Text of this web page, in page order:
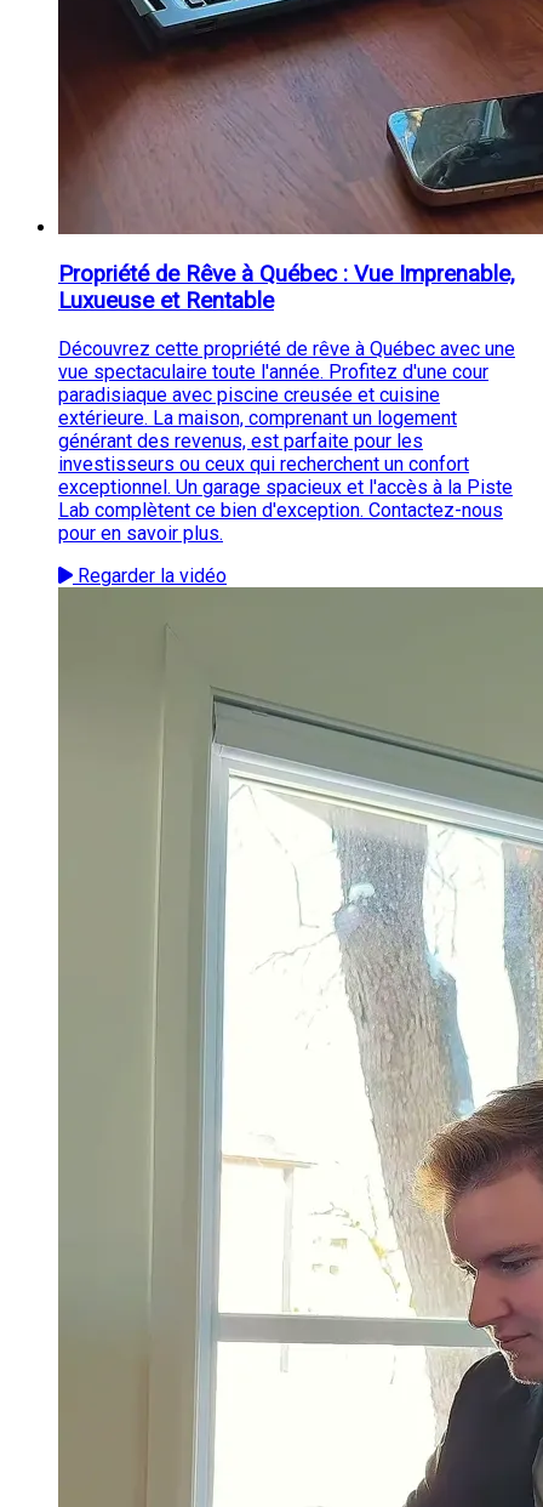
Propriété de Rêve à Québec : Vue Imprenable,
Luxueuse et Rentable
Découvrez cette propriété de rêve à Québec avec une
vue spectaculaire toute l'année. Profitez d'une cour
paradisiaque avec piscine creusée et cuisine
extérieure. La maison, comprenant un logement
générant des revenus, est parfaite pour les
investisseurs ou ceux qui recherchent un confort
exceptionnel. Un garage spacieux et l'accès à la Piste
Lab complètent ce bien d'exception. Contactez-nous
pour en savoir plus.
Regarder la vidéo